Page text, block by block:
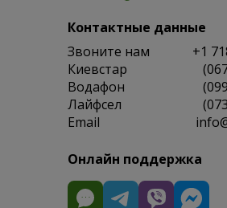
Контактные данные
Звоните нам
+1
Киевстар
Водафон
Лайфсел
Email
Онлайн поддержка